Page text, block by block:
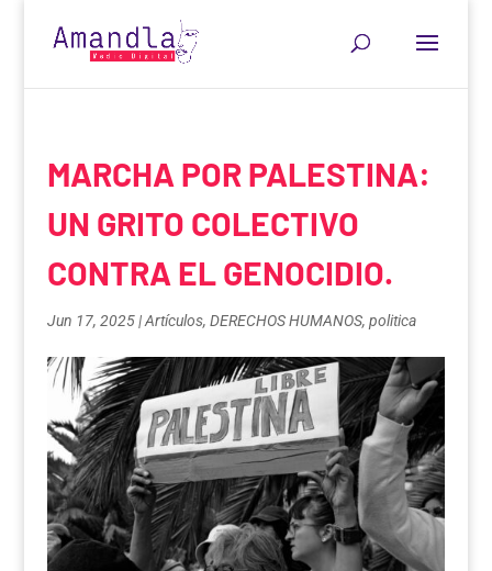
MARCHA POR PALESTINA:
UN GRITO COLECTIVO
CONTRA EL GENOCIDIO.
Jun 17, 2025|Artículos, DERECHOS HUMANOS, politica